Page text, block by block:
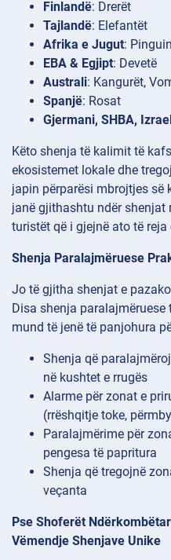
Finlandë: Drerët
Tajlandë: Elefantët
Afrika e Jugut:
EBA & Egjipt: Devetë
Australi: Kangurët,
Spanjë: Rosat
Gjermani, SHBA, Izrael
Këto shenja të kalimit të
ekosistemet lokale dhe
japin përparësi mbrojtjes së
janë gjithashtu ndër
turistët që i gjejnë ato të reja
Shenja Paralajmëruese
Jo të gjitha shenjat e
Disa shenja
mund të jenë të panjohura
Shenja që
në kushtet e rrugës
Alarme për zonat e
(rrëshqitje toke,
Paralajmërime për
pengesa të papritura
Shenja që tregojnë
veçanta
Pse Shoferët
Vëmendje Shenjave Unike